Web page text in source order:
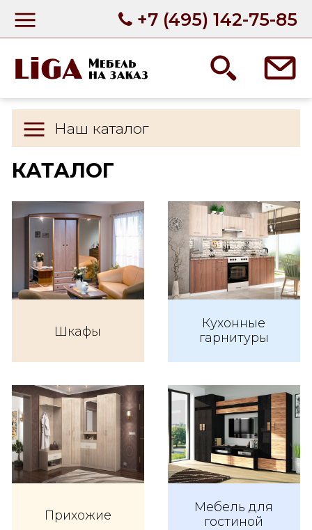
+7 (495) 142-75-85
Наш каталог
КАТАЛОГ
Шкафы
Кухонные
гарнитуры
Прихожие
Мебель для
гостиной